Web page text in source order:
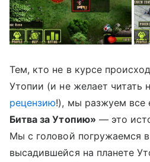
Тем, кто не в курсе
Утопии (и не желает читать
рецензию!), мы разжуем все
Битва за Утопию» — это
Мы с головой погружаемся
высадившейся на планете